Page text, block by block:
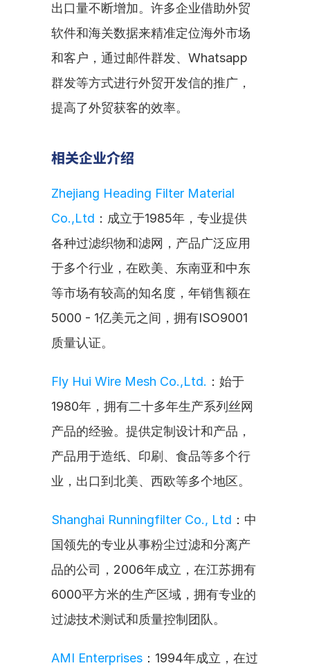
出口量不断增加。许多企业借助外贸
软件和海关数据来精准定位海外市场
和客户，通过邮件群发、Whatsapp
群发等方式进行外贸开发信的推广，
提高了外贸获客的效率。
相关企业介绍
Zhejiang Heading Filter Material
Co.,Ltd ：成立于1985年，专业提供
各种过滤织物和滤网，产品广泛应用
于多个行业，在欧美、东南亚和中东
等市场有较高的知名度，年销售额在
5000 - 1亿美元之间，拥有ISO9001
质量认证。
Fly Hui Wire Mesh Co.,Ltd. ：始于
1980年，拥有二十多年生产系列丝网
产品的经验。提供定制设计和产品，
产品用于造纸、印刷、食品等多个行
业，出口到北美、西欧等多个地区。
Shanghai Runningfilter Co., Ltd ：中
国领先的专业从事粉尘过滤和分离产
品的公司，2006年成立，在江苏拥有
6000平方米的生产区域，拥有专业的
过滤技术测试和质量控制团队。
AMI Enterprises ：1994年成立，在过